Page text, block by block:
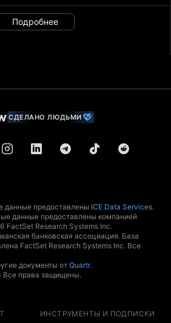
Подробнее
СДЕЛАНО ЛЮДЬМИ
предоставлены ICE Data Services.
данные предоставлены компанией
FactSet Research Systems Inc.
банковская ассоциация. База
FactSet Research Systems Inc. Все
документы от Quartr.
Все права защищены.
ИНСТРУМЕНТЫ И ПОДПИСКИ